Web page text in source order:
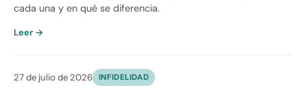
cada una y en qué se diferencia.
Leer →
27 de julio de 2026 INFIDELIDAD